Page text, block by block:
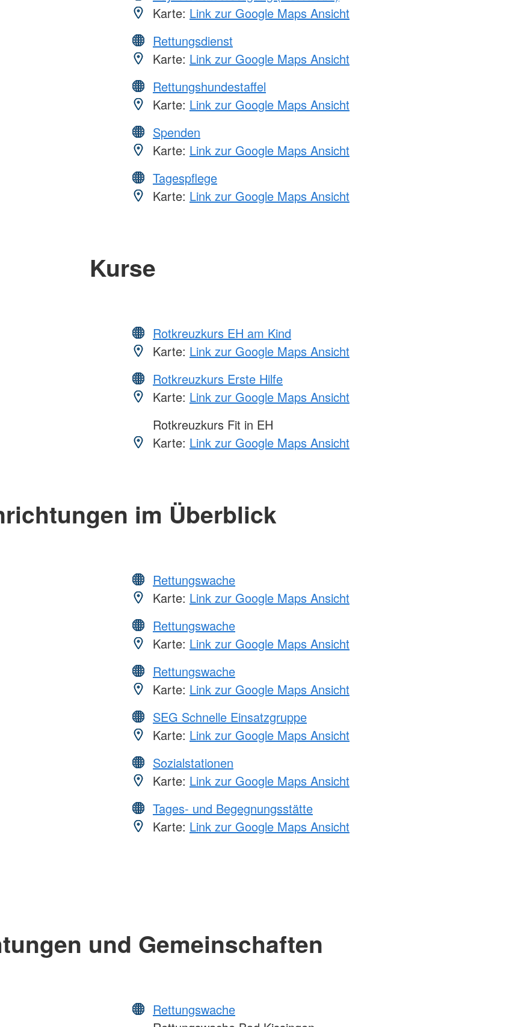
Karte: Link zur Google Maps Ansicht
Rettungsdienst
Karte: Link zur Google Maps Ansicht
Rettungshundestaffel
Karte: Link zur Google Maps Ansicht
Spenden
Karte: Link zur Google Maps Ansicht
Tagespflege
Karte: Link zur Google Maps Ansicht
Kurse
Rotkreuzkurs EH am Kind
Karte: Link zur Google Maps Ansicht
Rotkreuzkurs Erste Hilfe
Karte: Link zur Google Maps Ansicht
Rotkreuzkurs Fit in EH
Karte: Link zur Google Maps Ansicht
im Überblick
Rettungswache
Karte: Link zur Google Maps Ansicht
Rettungswache
Karte: Link zur Google Maps Ansicht
Rettungswache
Karte: Link zur Google Maps Ansicht
SEG Schnelle Einsatzgruppe
Karte: Link zur Google Maps Ansicht
Sozialstationen
Karte: Link zur Google Maps Ansicht
Tages- und Begegnungsstätte
Karte: Link zur Google Maps Ansicht
und Gemeinschaften
Rettungswache